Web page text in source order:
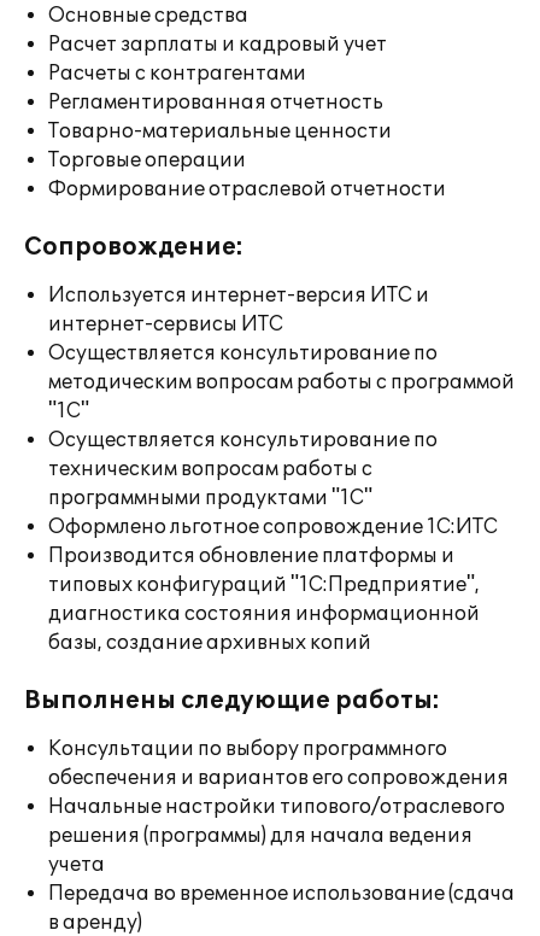
Основные средства
Расчет зарплаты и кадровый учет
Расчеты с контрагентами
Регламентированная отчетность
Товарно-материальные ценности
Торговые операции
Формирование отраслевой отчетности
Сопровождение:
Используется интернет-версия ИТС и
интернет-сервисы ИТС
Осуществляется консультирование по
методическим вопросам работы с программой
"1С"
Осуществляется консультирование по
техническим вопросам работы с
программными продуктами "1С"
Оформлено льготное сопровождение 1С:ИТС
Производится обновление платформы и
типовых конфигураций "1С:Предприятие",
диагностика состояния информационной
базы, создание архивных копий
Выполнены следующие работы:
Консультации по выбору программного
обеспечения и вариантов его сопровождения
Начальные настройки типового/отраслевого
решения (программы) для начала ведения
учета
Передача во временное использование (сдача
в аренду)